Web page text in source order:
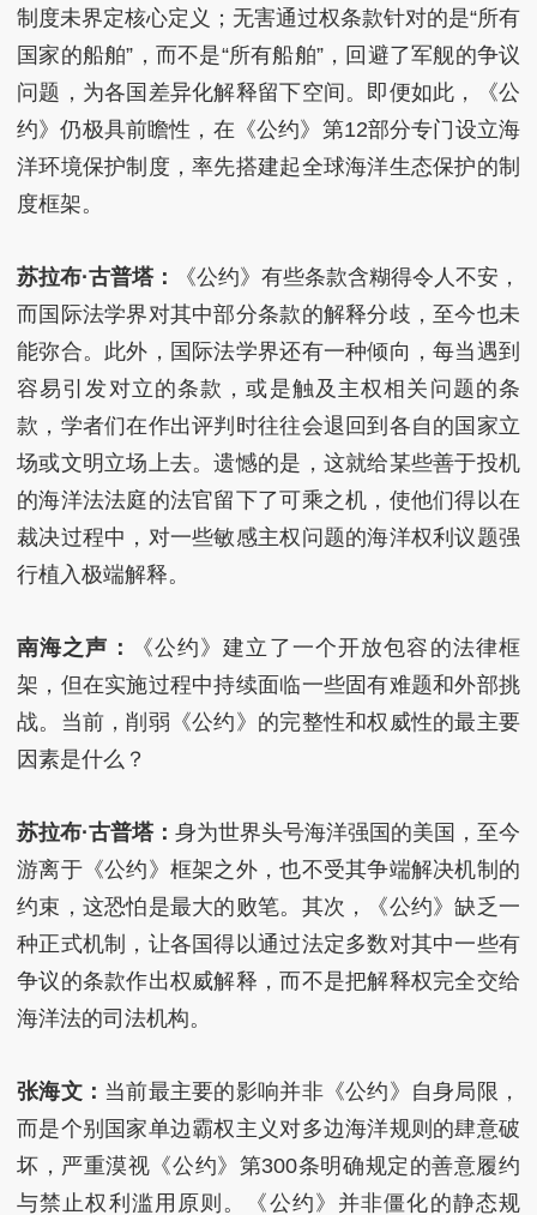
制度未界定核心定义；无害通过权条款针对的是“所有
国家的船舶”，而不是“所有船舶”，回避了军舰的争议
问题，为各国差异化解释留下空间。即便如此，《公
约》仍极具前瞻性，在《公约》第12部分专门设立海
洋环境保护制度，率先搭建起全球海洋生态保护的制
度框架。
苏拉布·古普塔：
《公约》有些条款含糊得令人不安，
而国际法学界对其中部分条款的解释分歧，至今也未
能弥合。此外，国际法学界还有一种倾向，每当遇到
容易引发对立的条款，或是触及主权相关问题的条
款，学者们在作出评判时往往会退回到各自的国家立
场或文明立场上去。遗憾的是，这就给某些善于投机
的海洋法法庭的法官留下了可乘之机，使他们得以在
裁决过程中，对一些敏感主权问题的海洋权利议题强
行植入极端解释。
南海之声：
《公约》建立了一个开放包容的法律框
架，但在实施过程中持续面临一些固有难题和外部挑
战。当前，削弱《公约》的完整性和权威性的最主要
因素是什么？
苏拉布·古普塔： 身为世界头号海洋强国的美国，至今
游离于《公约》框架之外，也不受其争端解决机制的
约束，这恐怕是最大的败笔。其次，《公约》缺乏一
种正式机制，让各国得以通过法定多数对其中一些有
争议的条款作出权威解释，而不是把解释权完全交给
海洋法的司法机构。
张海文： 当前最主要的影响并非《公约》自身局限，
而是个别国家单边霸权主义对多边海洋规则的肆意破
坏，严重漠视《公约》第300条明确规定的善意履约
与禁止权利滥用原则。《公约》并非僵化的静态规